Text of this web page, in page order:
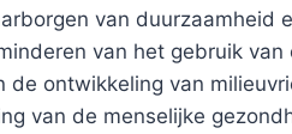
van duurzaamheid
van het gebruik
ontwikkeling van
van de menselijke